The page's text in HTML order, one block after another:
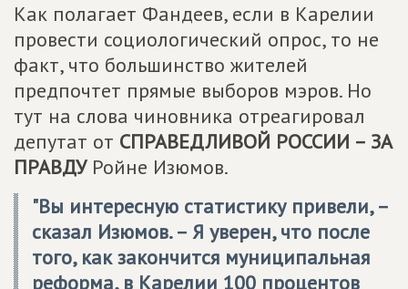
Как полагает Фандеев, если в Карелии
провести социологический опрос, то не
факт, что большинство жителей
предпочтет прямые выборов мэров. Но
тут на слова чиновника отреагировал
депутат от СПРАВЕДЛИВОЙ РОССИИ – ЗА
ПРАВДУРойне Изюмов.
"Вы интересную статистику привели, –
сказал Изюмов. – Я уверен, что после
того, как закончится муниципальная
реформа, в Карелии 100 процентов